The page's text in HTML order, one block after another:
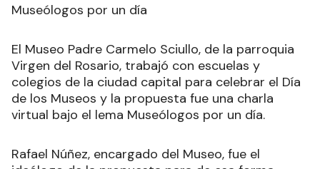
Museólogos por un día
El Museo Padre Carmelo Sciullo, de la parroquia
Virgen del Rosario, trabajó con escuelas y
colegios de la ciudad capital para celebrar el Día
de los Museos y la propuesta fue una charla
virtual bajo el lema Museólogos por un día.
Rafael Núñez, encargado del Museo, fue el